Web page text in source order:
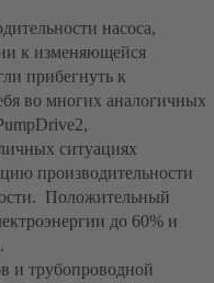
насоса,
к изменяющейся
прибегнуть к
во многих аналогичных
ситуациях
производительности
Положительный
до 60% и
и трубопроводной